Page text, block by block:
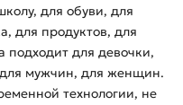
для обуви, для
для продуктов, для
подходит для девочки,
для мужчин, для женщин.
технологии, не